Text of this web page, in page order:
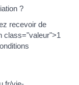
?
recevoir de
class="valeur">1